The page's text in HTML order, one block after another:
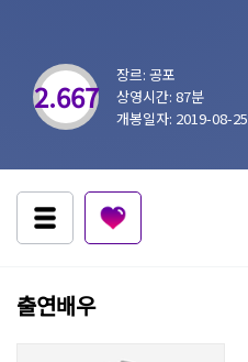
2.667
장르: 공포
상영시간: 87분
개봉일자: 2019-08-25
출연배우